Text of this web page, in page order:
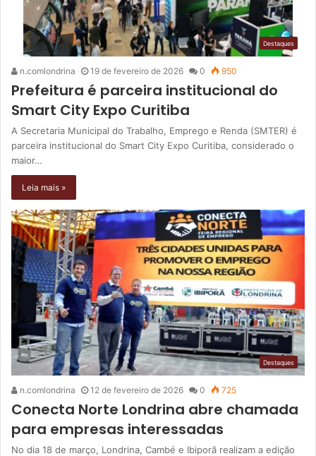
Destaques
n.comlondrina 19 de fevereiro de 2026 0 950
Prefeitura é parceira institucional do
Smart City Expo Curitiba
A Secretaria Municipal do Trabalho, Emprego e Renda (SMTER) é
parceira institucional do Smart City Expo Curitiba, considerado o
maior…
Leia mais »
Destaques
n.comlondrina 12 de fevereiro de 2026 0 725
Conecta Norte Londrina abre chamada
para empresas interessadas
No dia 18 de março, Londrina, Cambé e Ibiporã realizam a edição